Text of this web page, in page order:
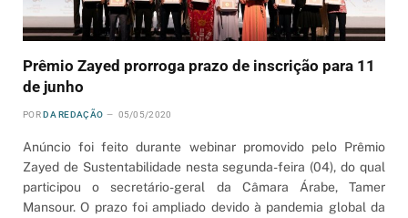
Prêmio Zayed prorroga prazo de inscrição para 11
de junho
POR DA REDAÇÃO 05/05/2020
Anúncio foi feito durante webinar promovido pelo Prêmio
Zayed de Sustentabilidade nesta segunda-feira (04), do qual
participou o secretário-geral da Câmara Árabe, Tamer
Mansour. O prazo foi ampliado devido à pandemia global da